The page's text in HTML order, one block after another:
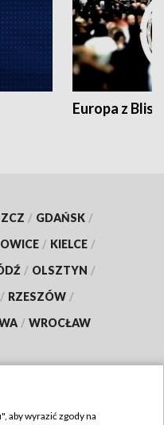
Europa z
/ GDAŃSK /
/ KIELCE /
/ OLSZTYN /
/ RZESZÓW /
/ WROCŁAW
aby wyrazić zgody na